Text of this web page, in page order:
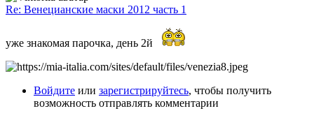
Re: Венецианские маски 2012 часть 1
уже знакомая парочка, день 2й
Войдите или зарегистрируйтесь, чтобы получить
возможность отправлять комментарии